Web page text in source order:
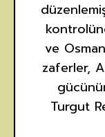
ve
zaferler,
Turgut